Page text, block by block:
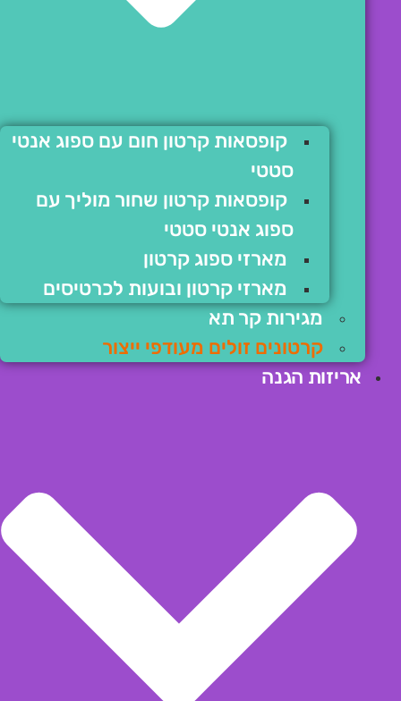
קופסאות קרטון חום עם ספוג אנטי
סטטי
קופסאות קרטון שחור מוליך עם
ספוג אנטי סטטי
מארזי ספוג קרטון
מארזי קרטון ובועות לכרטיסים
מגירות קר תא
קרטונים זולים מעודפי ייצור
אריזות הגנה